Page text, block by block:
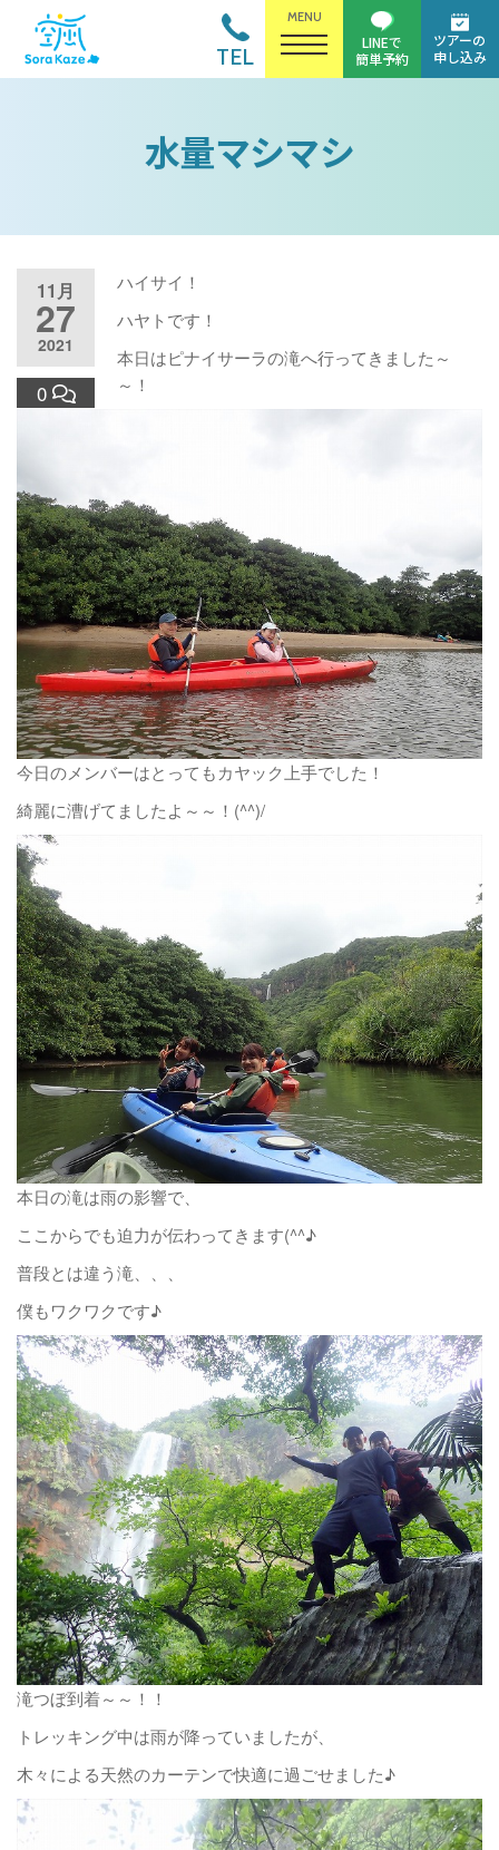
MENU
TEL
ツアーの
申し込み
LINEで
簡単予約
水量マシマシ
11月
27
2021
0
ハイサイ！
ハヤトです！
本日はピナイサーラの滝へ行ってきました～
～！
今日のメンバーはとってもカヤック上手でした！
綺麗に漕げてましたよ～～！(^^)/
本日の滝は雨の影響で、
ここからでも迫力が伝わってきます(^^♪
普段とは違う滝、、、
僕もワクワクです♪
滝つぼ到着～～！！
トレッキング中は雨が降っていましたが、
木々による天然のカーテンで快適に過ごせました♪